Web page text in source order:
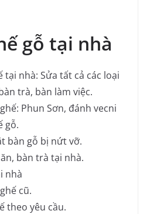
gỗ tại nhà
tại nhà: Sửa tất cả các loại
trà, bàn làm việc.
Phun Sơn, đánh vecni
gỗ.
bàn gỗ bị nứt vỡ.
bàn trà tại nhà.
nhà
cũ.
theo yêu cầu.